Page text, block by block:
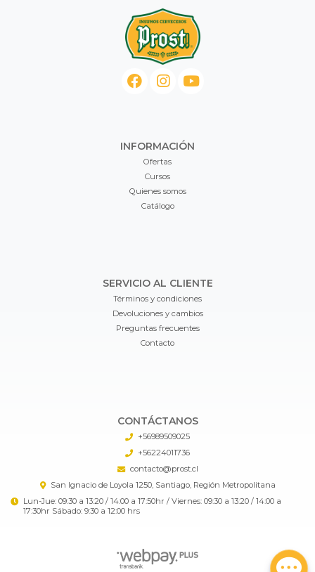
INFORMACIÓN
Ofertas
Cursos
Quienes somos
Catálogo
SERVICIO AL CLIENTE
Términos y condiciones
Devoluciones y cambios
Preguntas frecuentes
Contacto
CONTÁCTANOS
+56989509025
+56224011736
contacto@prost.cl
San Ignacio de Loyola 1250, Santiago, Región Metropolitana
Lun-Jue: 09:30 a 13:20 / 14:00 a 17:50hr / Viernes: 09:30 a 13:20 / 14:00 a
17:30hr Sábado: 9:30 a 12:00 hrs